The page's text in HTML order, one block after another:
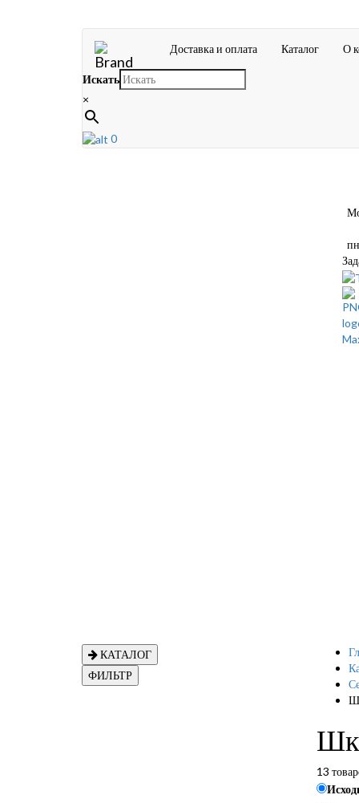
Доставка и оплата Каталог О
Искать
×
0
КАТАЛОГ
ФИЛЬТР
13